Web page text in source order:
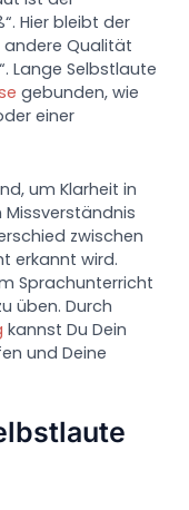
Hier bleibt der
andere Qualität
Lange Selbstlaute
gebunden, wie
einer
um Klarheit in
Missverständnis
zwischen
erkannt wird.
Sprachunterricht
üben. Durch
kannst Du Dein
und Deine